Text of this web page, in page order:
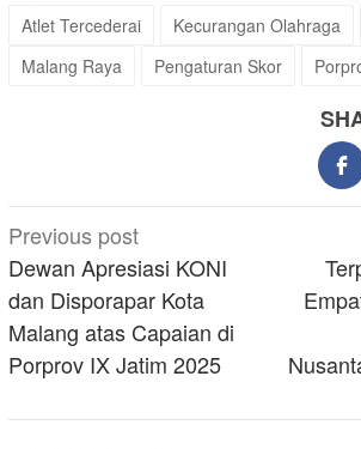
Atlet Tercederai Kecurangan Olahraga
Malang Raya
Pengaturan Skor
Post
navigation
Previous post
Dewan Apresiasi KONI
dan Disporapar Kota
Malang atas Capaian di
Porprov IX Jatim 2025